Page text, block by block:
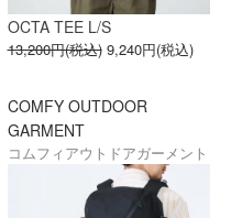
OCTA TEE L/S
13,200円(税込) 9,240円(税込)
COMFY OUTDOOR
GARMENT
コムフィアウトドアガーメント